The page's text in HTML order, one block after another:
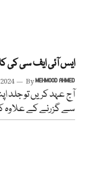
ایس آئی ایف سی کی
ByMEHMOOD AHMED
آج عہد کریں تو جلد
سے گزرنے کے علاوہ